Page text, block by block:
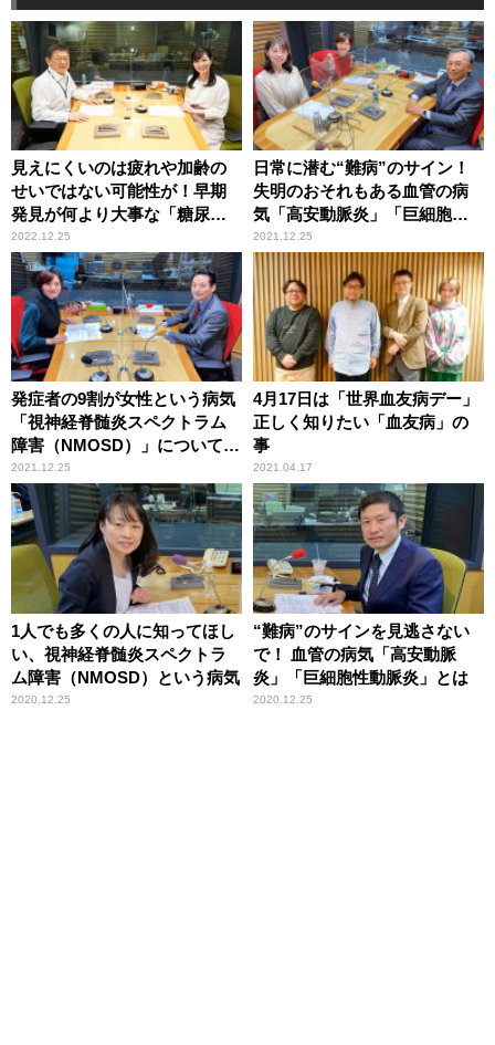
見えにくいのは疲れや加齢の
せいではない可能性が！早期
発見が何より大事な「糖尿病
黄斑浮腫」とは
2022.12.25
日常に潜む“難病”のサイン！
失明のおそれもある血管の病
気「高安動脈炎」「巨細胞性
動脈炎」とは
2021.12.25
発症者の9割が女性という病気
「視神経脊髄炎スペクトラム
障害（NMOSD）」について知
っておきたいこと
2021.12.25
4月17日は「世界血友病デー」
正しく知りたい「血友病」の
事
2021.04.17
1人でも多くの人に知ってほし
い、視神経脊髄炎スペクトラ
ム障害（NMOSD）という病気
2020.12.25
“難病”のサインを見逃さない
で！ 血管の病気「高安動脈
炎」「巨細胞性動脈炎」とは
2020.12.25